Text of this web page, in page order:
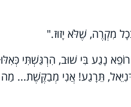
מִקְרֶה, שֶׁלֹּא יָזוּז."
נָגַע בִּי שׁוּב, הִרְגַּשְׁתִּי כְּאִלּוּ
תֵּרָגַע! אֲנִי מְבַקֶּשֶׁת... מַה